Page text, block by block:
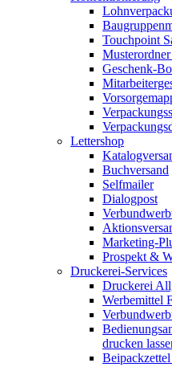
Touchpoint
Geschenk-
Lettershop
Buchversand
Selfmailer
Dialogpost
Marketing-
Prospekt &
Druckerei-Services
Druckerei
Werbemittel
drucken